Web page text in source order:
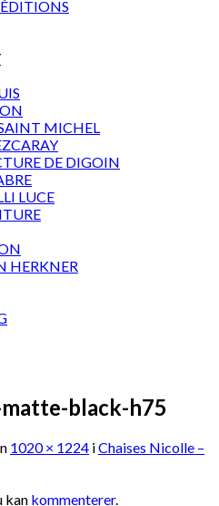
MICHEL
DE DIGOIN
LUCE
HERKNER
black-h75
1020 × 1224 iChaises Nicolle –
kan kommenterer.